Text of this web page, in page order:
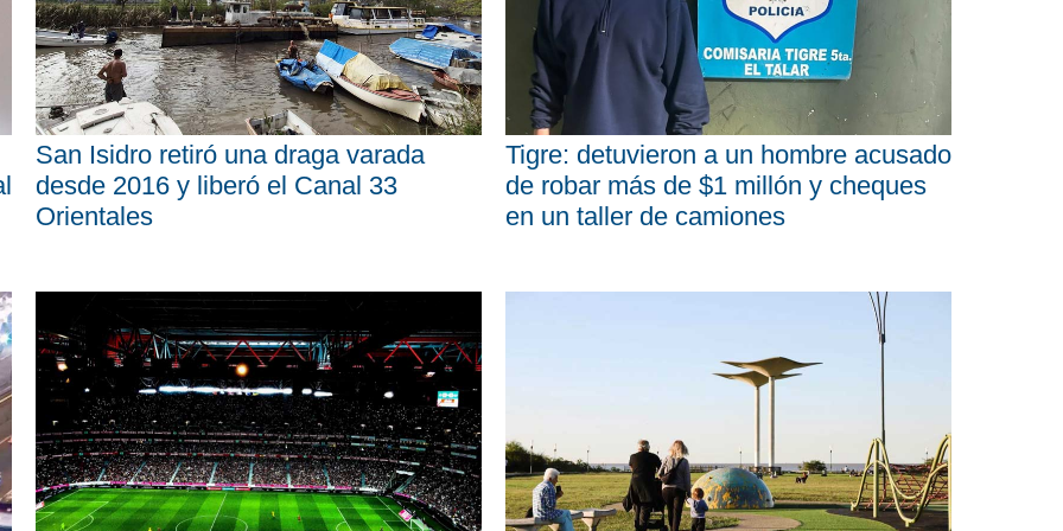
San Isidro retiró una draga varada
desde 2016 y liberó el Canal 33
Orientales
Tigre: detuvieron a un hombre acusado
de robar más de $1 millón y cheques
en un taller de camiones